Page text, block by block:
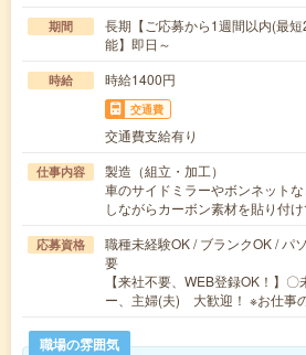
期間
長期【ご応募から1週間以内(最
能】即日～
時給 時給1400円
交通費
交通費支給有り
仕事内容
製造（組立・加工）
車のサイドミラーやボンネット
しながらカーボン素材を貼り付
応募資格
職種未経験OK / ブランクOK / パ
要
【来社不要、WEB登録OK！】
ー、主婦(夫) 大歓迎！ ※お仕事
職場の雰囲気